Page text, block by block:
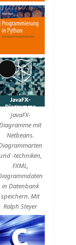
Lange
Beschreibung
JavaFX-
mit
Netbeans.
-techniken,
FXML,
in Datenbank
speichern. Mit
Ralph Steyer